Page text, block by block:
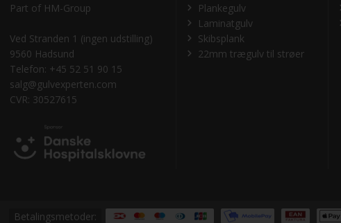
Part of HM-Group
Ved Stranden 1 (ingen udstilling)
9560 Hadsund
Telefon: +45 52 51 90 15
salg@gulvexperten.com
CVR: 30527615
Plankegulv
Laminatgulv
Skibsplank
22mm trægulv til strøer
Betalingsmetoder: